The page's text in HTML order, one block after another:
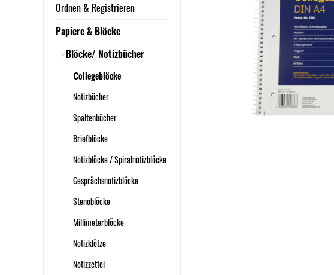
Ordnen & Registrieren
Papiere & Blöcke
Blöcke/ Notizbücher
Collegeblöcke
Notizbücher
Spaltenbücher
Briefblöcke
Notizblöcke / Spiralnotizblöcke
Gesprächsnotizblöcke
Stenoblöcke
Millimeterblöcke
Notizklötze
Notizzettel